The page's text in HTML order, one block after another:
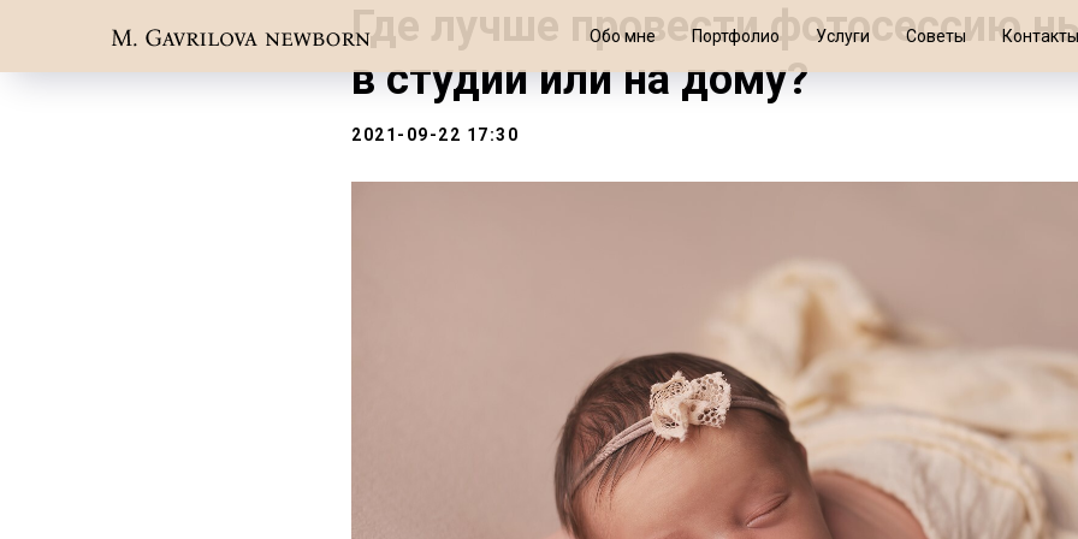
Обо мне Портфолио Услуги Советы Контакты
Где лучше провести фотосессию
в студии или на дому?
2021-09-22 17:30